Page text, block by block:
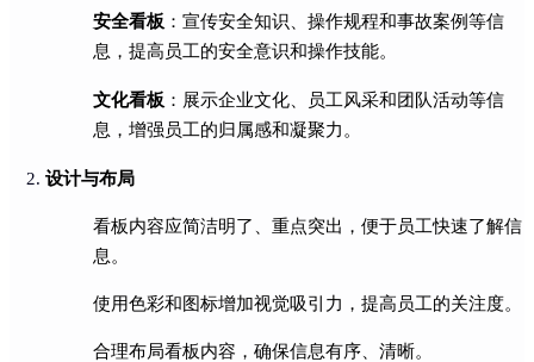
安全看板 ：宣传安全知识、操作规程和事故案例等信
息，提高员工的安全意识和操作技能。
文化看板 ：展示企业文化、员工风采和团队活动等信
息，增强员工的归属感和凝聚力。
设计与布局
看板内容应简洁明了、重点突出，便于员工快速了解信
息。
使用色彩和图标增加视觉吸引力，提高员工的关注度。
合理布局看板内容，确保信息有序、清晰。